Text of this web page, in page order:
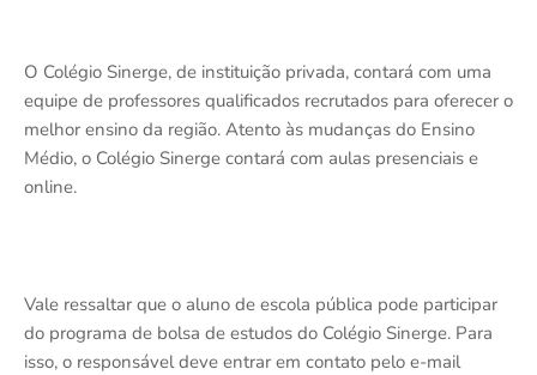
O Colégio Sinerge, de instituição privada, contará com uma
equipe de professores qualificados recrutados para oferecer o
melhor ensino da região. Atento às mudanças do Ensino
Médio, o Colégio Sinerge contará com aulas presenciais e
online.
Vale ressaltar que o aluno de escola pública pode participar
do programa de bolsa de estudos do Colégio Sinerge. Para
isso, o responsável deve entrar em contato pelo e-mail